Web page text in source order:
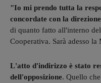
"Io mi prendo tutta la
concordate con la
di quanto fatto all'interno
Cooperativa. Sarà adesso
L'atto d'indirizzo è stato
dell'opposizione. Quello